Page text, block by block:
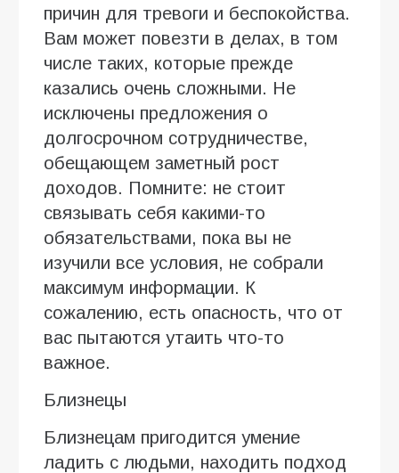
причин для тревоги и беспокойства.
Вам может повезти в делах, в том
числе таких, которые прежде
казались очень сложными. Не
исключены предложения о
долгосрочном сотрудничестве,
обещающем заметный рост
доходов. Помните: не стоит
связывать себя какими-то
обязательствами, пока вы не
изучили все условия, не собрали
максимум информации. К
сожалению, есть опасность, что от
вас пытаются утаить что-то
важное.
Близнецы
Близнецам пригодится умение
ладить с людьми, находить подход